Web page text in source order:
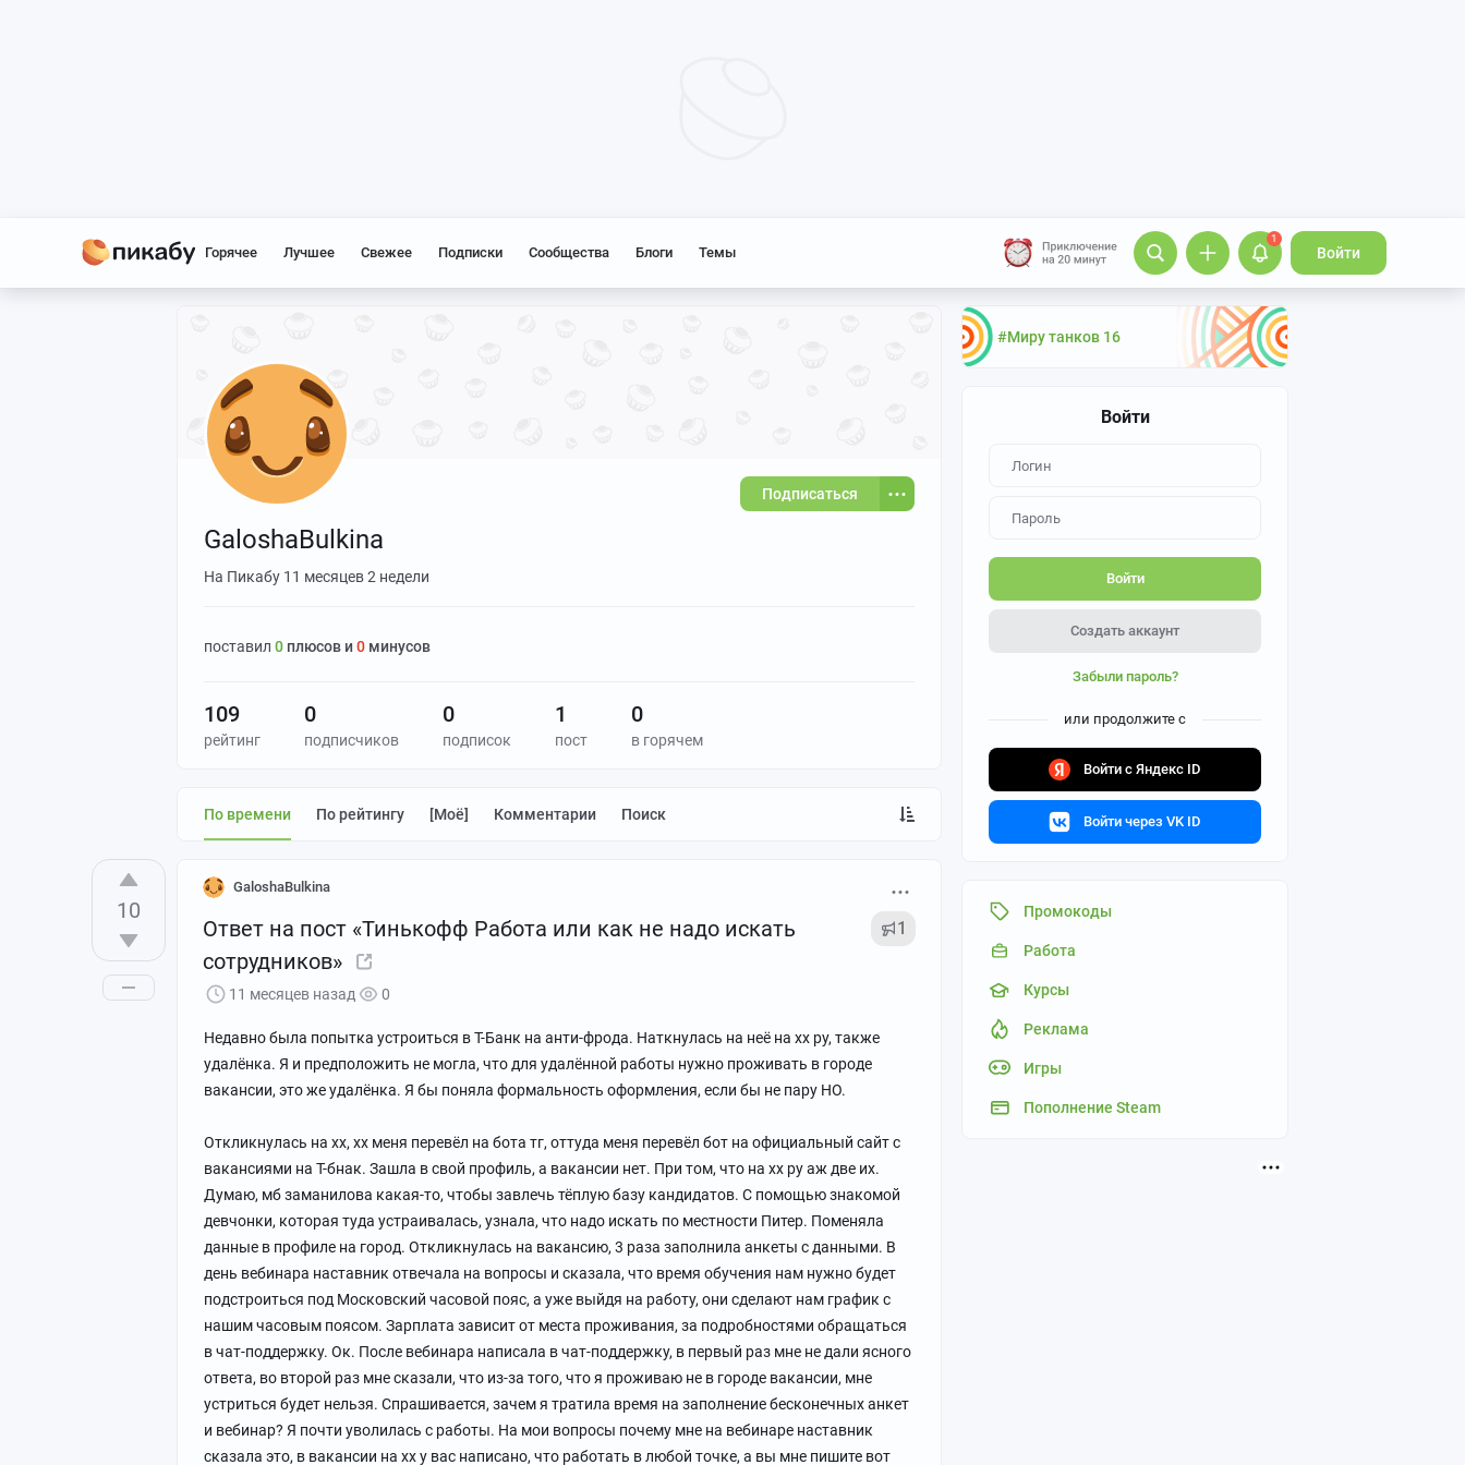
Горячее Лучшее Свежее Подписки Сообщества Блоги Темы
1
Войти
#Миру танков 16
Войти
Войти
Создать аккаунт
Забыли пароль?
или продолжите с
Войти с Яндекс ID
Войти через VK ID
Промокоды
Работа
Курсы
Реклама
Игры
Пополнение Steam
GaloshaBulkina
Подписаться
На Пикабу 11 месяцев 2 недели
поставил 0 плюсов и0 минусов
109
рейтинг
0
подписчиков
0
подписок
1
пост
0
в горячем
По времени По рейтингу [моё] Комментарии Поиск
10
GaloshaBulkina
Ответ на пост «Тинькофф Работа или как не надо искать
сотрудников»
1
11 месяцев назад 0
Недавно была попытка устроиться в Т-Банк на анти-фрода. Наткнулась на неё на хх ру, также
удалёнка. Я и предположить не могла, что для удалённой работы нужно проживать в городе
вакансии, это же удалёнка. Я бы поняла формальность оформления, если бы не пару НО.
Откликнулась на хх, хх меня перевёл на бота тг, оттуда меня перевёл бот на официальный сайт с
вакансиями на Т-бнак. Зашла в свой профиль, а вакансии нет. При том, что на хх ру аж две их.
Думаю, мб заманилова какая-то, чтобы завлечь тёплую базу кандидатов. С помощью знакомой
девчонки, которая туда устраивалась, узнала, что надо искать по местности Питер. Поменяла
данные в профиле на город. Откликнулась на вакансию, 3 раза заполнила анкеты с данными. В
день вебинара наставник отвечала на вопросы и сказала, что время обучения нам нужно будет
подстроиться под Московский часовой пояс, а уже выйдя на работу, они сделают нам график с
нашим часовым поясом. Зарплата зависит от места проживания, за подробностями обращаться
в чат-поддержку. Ок. После вебинара написала в чат-поддержку, в первый раз мне не дали ясного
ответа, во второй раз мне сказали, что из-за того, что я проживаю не в городе вакансии, мне
устриться будет нельзя. Спрашивается, зачем я тратила время на заполнение бесконечных анкет
и вебинар? Я почти уволилась с работы. На мои вопросы почему мне на вебинаре наставник
сказала это, в вакансии на хх у вас написано, что работать в любой точке, а вы мне пишите вот